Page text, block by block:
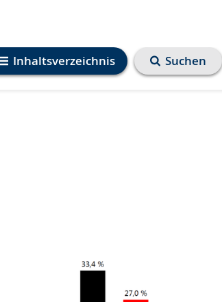
Inhaltsverzeichnis Suchen